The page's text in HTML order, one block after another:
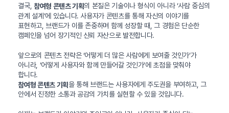
결국, 참여형 콘텐츠 기획의 본질은 기술이나 형식이 아니라 ‘사람 중심의
관계 설계’에 있습니다. 사용자가 콘텐츠를 통해 자신의 이야기를
표현하고, 브랜드가 이를 존중하며 함께 성장할 때, 그 경험은 단순한
캠페인을 넘어 장기적인 신뢰 자산으로 발전합니다.
앞으로의 콘텐츠 전략은 ‘어떻게 더 많은 사람에게 보여줄 것인가’가
아니라, ‘어떻게 사용자와 함께 만들어갈 것인가’에 초점을 맞춰야
합니다.
참여형 콘텐츠 기획을 통해 브랜드는 사용자에게 주도권을 부여하고, 그
안에서 진정한 소통과 공감의 가치를 실현할 수 있을 것입니다.